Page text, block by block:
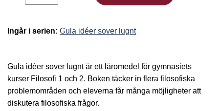
Ingår i serien: Gula idéer sover lugnt
Gula idéer sover lugnt är ett läromedel för gymnasiets
kurser Filosofi 1 och 2. Boken täcker in flera filosofiska
problemområden och eleverna får många möjligheter att
diskutera filosofiska frågor.